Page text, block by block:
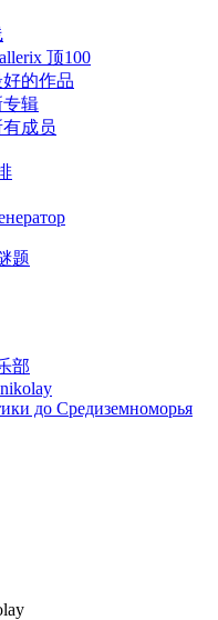
顶100
好的作品
专辑
有成员
题
部
до Средиземноморья